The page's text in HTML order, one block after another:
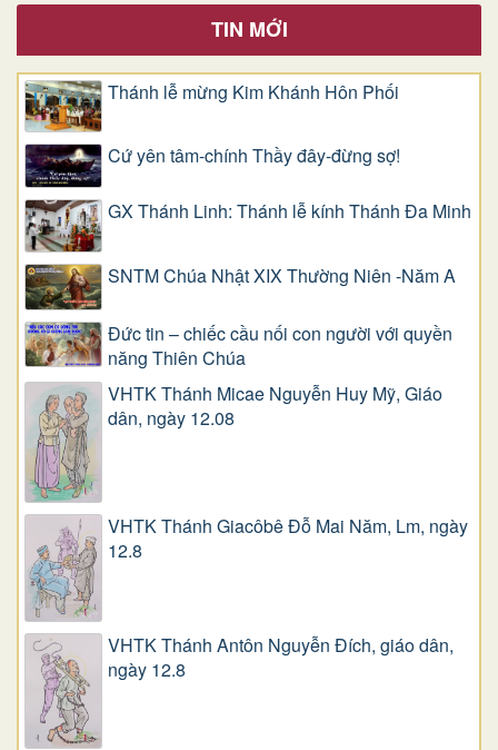
TIN MỚI
Thánh lễ mừng Kim Khánh Hôn Phối
Cứ yên tâm-chính Thầy đây-đừng sợ!
GX Thánh Linh: Thánh lễ kính Thánh Đa Minh
SNTM Chúa Nhật XIX Thường Niên -Năm A
Đức tin – chiếc cầu nối con người với quyền
năng Thiên Chúa
VHTK Thánh Micae Nguyễn Huy Mỹ, Giáo
dân, ngày 12.08
VHTK Thánh Giacôbê Ðỗ Mai Năm, Lm, ngày
12.8
VHTK Thánh Antôn Nguyễn Ðích, giáo dân,
ngày 12.8